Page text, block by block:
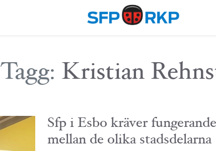
Tagg: Kristian
Sfp i Esbo kräver
mellan de olika stadsdelarna